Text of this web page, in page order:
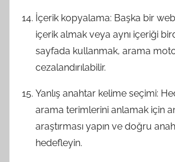
İçerik kopyalama: Başka bir
içerik almak veya aynı içeriği
sayfada kullanmak, arama
cezalandırılabilir.
Yanlış anahtar kelime seçimi:
arama terimlerini anlamak için
araştırması yapın ve doğru
hedefleyin.